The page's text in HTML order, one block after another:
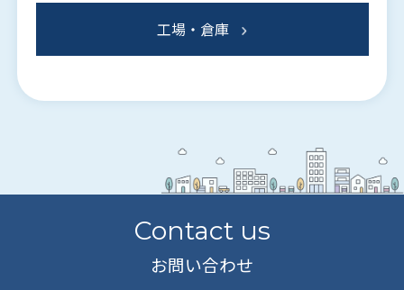
工場・倉庫
Contact us
お問い合わせ